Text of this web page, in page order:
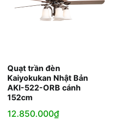
Quạt trần đèn
Kaiyokukan Nhật Bản
AKI-522-ORB cánh
152cm
12.850.000₫